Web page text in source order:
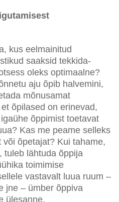
kus eelmainitud
saaksid tekkida-
oleks optimaalne?
aju õpib halvemini,
mõnusamat
õpilased on erinevad,
õppimist toetavat
Kas me peame selleks
õpetajat? Kui tahame,
tuleb lähtuda õppija
toimimise
vastavalt luua ruum –
jne – ümber õppiva
ülesanne.